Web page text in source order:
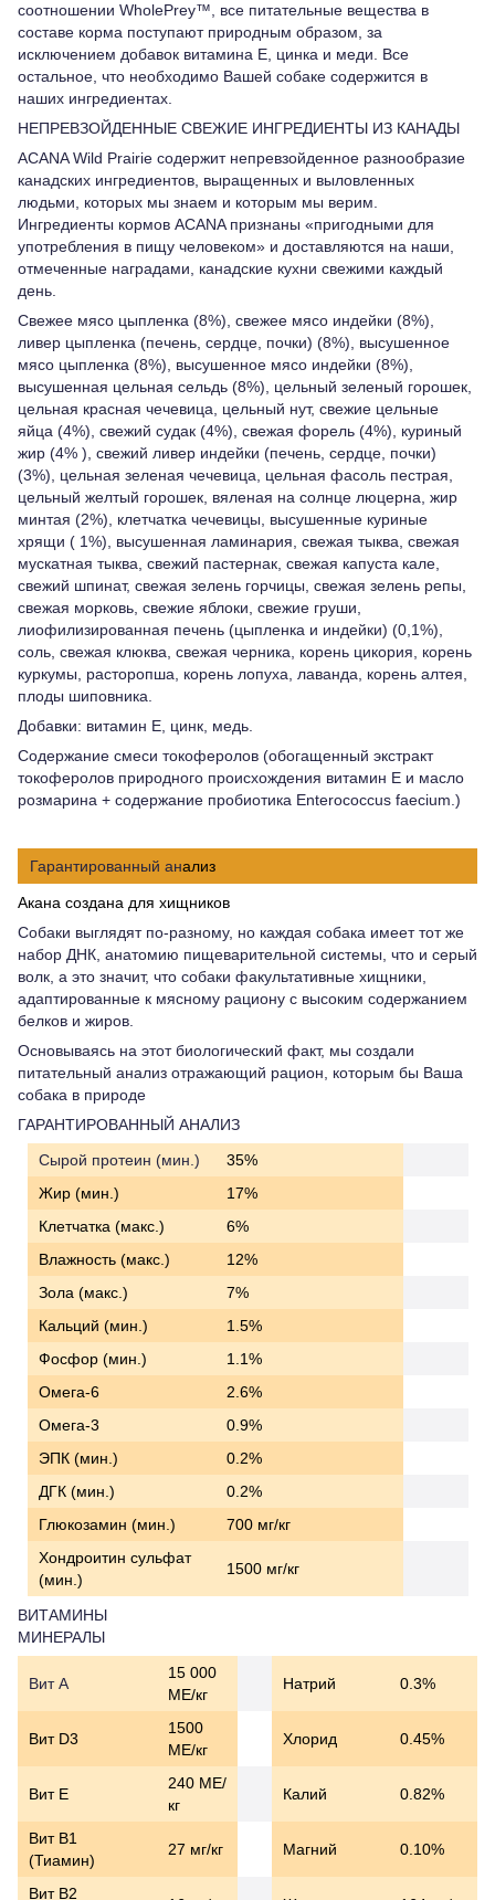
соотношении WholePrey™, все питательные вещества в
составе корма поступают природным образом, за
исключением добавок витамина Е, цинка и меди. Все
остальное, что необходимо Вашей собаке содержится в
наших ингредиентах.
НЕПРЕВЗОЙДЕННЫЕ СВЕЖИЕ ИНГРЕДИЕНТЫ ИЗ КАНАДЫ
ACANA Wild Prairie содержит непревзойденное разнообразие
канадских ингредиентов, выращенных и выловленных
людьми, которых мы знаем и которым мы верим.
Ингредиенты кормов ACANA признаны «пригодными для
употребления в пищу человеком» и доставляются на наши,
отмеченные наградами, канадские кухни свежими каждый
день.
Свежее мясо цыпленка (8%), свежее мясо индейки (8%),
ливер цыпленка (печень, сердце, почки) (8%), высушенное
мясо цыпленка (8%), высушенное мясо индейки (8%),
высушенная цельная сельдь (8%), цельный зеленый горошек,
цельная красная чечевица, цельный нут, свежие цельные
яйца (4%), свежий судак (4%), свежая форель (4%), куриный
жир (4% ), свежий ливер индейки (печень, сердце, почки)
(3%), цельная зеленая чечевица, цельная фасоль пестрая,
цельный желтый горошек, вяленая на солнце люцерна, жир
минтая (2%), клетчатка чечевицы, высушенные куриные
хрящи ( 1%), высушенная ламинария, свежая тыква, свежая
мускатная тыква, свежий пастернак, свежая капуста кале,
свежий шпинат, свежая зелень горчицы, свежая зелень репы,
свежая морковь, свежие яблоки, свежие груши,
лиофилизированная печень (цыпленка и индейки) (0,1%),
соль, свежая клюква, свежая черника, корень цикория, корень
куркумы, расторопша, корень лопуха, лаванда, корень алтея,
плоды шиповника.
Добавки: витамин Е, цинк, медь.
Содержание смеси токоферолов (обогащенный экстракт
токоферолов природного происхождения витамин Е и масло
розмарина + содержание пробиотика Enterococcus faecium.)
Гарантированный анализ
Акана создана для хищников
Собаки выглядят по-разному, но каждая собака имеет тот же
набор ДНК, анатомию пищеварительной системы, что и серый
волк, а это значит, что собаки факультативные хищники,
адаптированные к мясному рациону с высоким содержанием
белков и жиров.
Основываясь на этот биологический факт, мы создали
питательный анализ отражающий рацион, которым бы Ваша
собака в природе
ГАРАНТИРОВАННЫЙ АНАЛИЗ
Сырой протеин (мин.)
35%
Жир (мин.)
17%
Клетчатка (макс.)
6%
Влажность (макс.)
12%
Зола (макс.)
7%
Кальций (мин.)
1.5%
Фосфор (мин.)
1.1%
Омега-6
2.6%
Омега-3
0.9%
ЭПК (мин.)
0.2%
ДГК (мин.)
0.2%
Глюкозамин (мин.)
700 мг/кг
Хондроитин сульфат
(мин.)
1500 мг/кг
ВИТАМИНЫ
МИНЕРАЛЫ
Вит A
15 000
МЕ/кг
Натрий 0.3%
Вит D3
1500
МЕ/кг
Хлорид 0.45%
Вит E
240 МЕ/
кг
Калий 0.82%
Вит B1
(Тиамин)
27 мг/кг Магний 0.10%
Вит B2